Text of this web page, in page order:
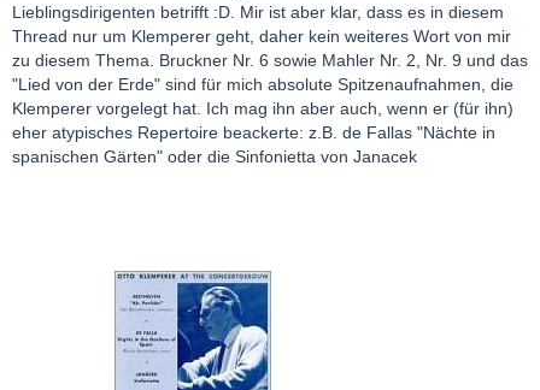
Lieblingsdirigenten betrifft :D. Mir ist aber klar, dass es in diesem
Thread nur um Klemperer geht, daher kein weiteres Wort von mir
zu diesem Thema. Bruckner Nr. 6 sowie Mahler Nr. 2, Nr. 9 und das
"Lied von der Erde" sind für mich absolute Spitzenaufnahmen, die
Klemperer vorgelegt hat. Ich mag ihn aber auch, wenn er (für ihn)
eher atypisches Repertoire beackerte: z.B. de Fallas "Nächte in
spanischen Gärten" oder die Sinfonietta von Janacek